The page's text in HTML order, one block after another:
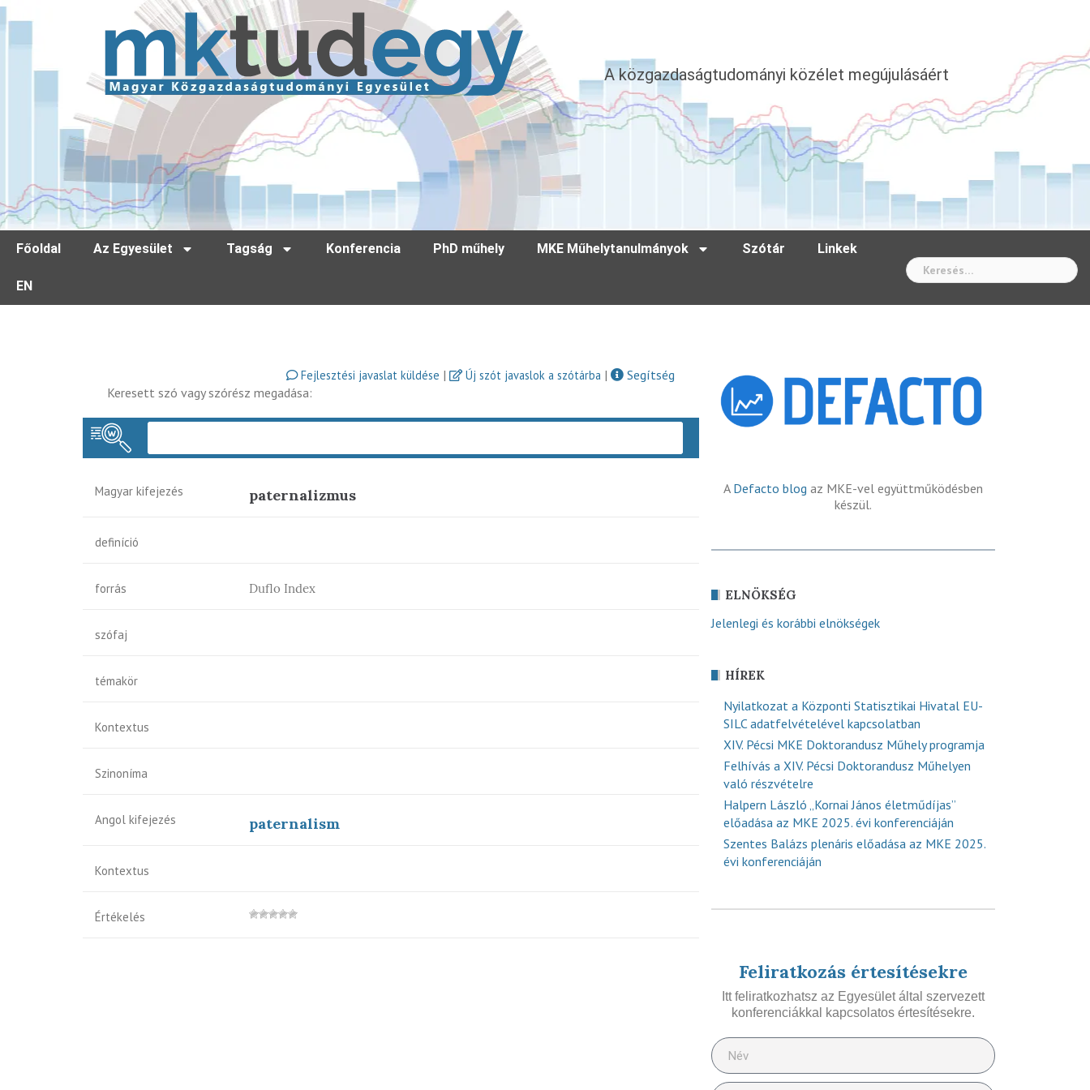
A közgazdaságtudományi közélet megújulásáért
Főoldal Az Egyesület Tagság Konferencia PhD műhely MKE Műhelytanulmányok Szótár Linkek
EN
Fejlesztési javaslat küldése | Új szót javaslok a szótárba |
Segítség
Keresett szó vagy szórész megadása:
Magyar kifejezés paternalizmus
definíció
forrás Duflo Index
szófaj
témakör
Kontextus
Szinoníma
Angol kifejezés paternalism
Kontextus
Értékelés
A Defacto blog az MKE-vel együttműködésben
készül.
ELNÖKSÉG
Jelenlegi és korábbi elnökségek
HÍREK
Nyilatkozat a Központi Statisztikai Hivatal EU-
SILC adatfelvételével kapcsolatban
XIV. Pécsi MKE Doktorandusz Műhely programja
Felhívás a XIV. Pécsi Doktorandusz Műhelyen
való részvételre
Halpern László „Kornai János életműdíjas”
előadása az MKE 2025. évi konferenciáján
Szentes Balázs plenáris előadása az MKE 2025.
évi konferenciáján
Feliratkozás értesítésekre
Itt feliratkozhatsz az Egyesület által szervezett
konferenciákkal kapcsolatos értesítésekre.